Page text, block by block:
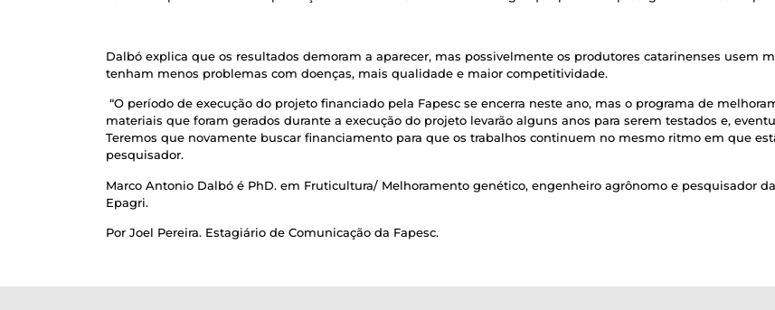
Dalbó explica que os resultados demoram a aparecer, mas possivelmente os produtores catarinenses usem
tenham menos problemas com doenças, mais qualidade e maior competitividade.
“O período de execução do projeto financiado pela Fapesc se encerra neste ano, mas o programa de
materiais que foram gerados durante a execução do projeto levarão alguns anos para serem testados e,
Teremos que novamente buscar financiamento para que os trabalhos continuem no mesmo ritmo em que
pesquisador.
Marco Antonio Dalbó é PhD. em Fruticultura/ Melhoramento genético, engenheiro agrônomo e pesquisador
Epagri.
Por Joel Pereira. Estagiário de Comunicação da Fapesc.